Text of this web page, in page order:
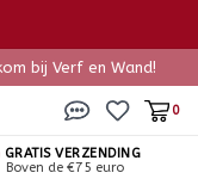
bij Verf en Wand!
0
GRATIS VERZENDING
Boven de €75 euro